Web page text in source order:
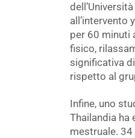
all’intervento
per 60 minuti
fisico,
significativa
rispetto al
Infine, uno
Thailandia ha
mestruale.